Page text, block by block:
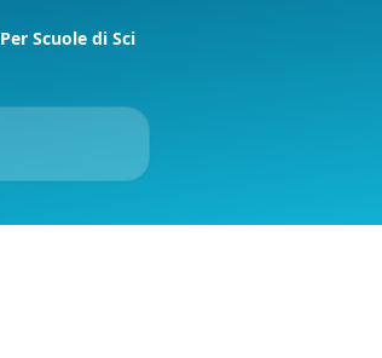
Per Scuole di Sci